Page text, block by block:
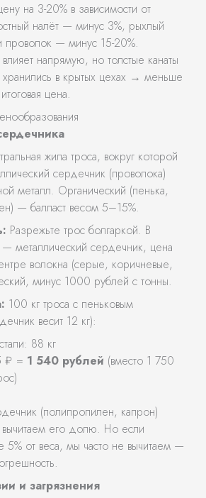
на 3-20% в зависимости от
налёт — минус 3%, рыхлый
проволок — минус 15-20%.
напрямую, но толстые канаты
в крытых цехах → меньше
цена.
жила троса, вокруг которой
сердечник (проволока)
металл. Органический (пенька,
— балласт весом 5–15%.
Разрежьте трос болгаркой. В
металлический сердечник, цена
волокна (серые, коричневые,
минус 1000 рублей с тонны.
100 кг троса с пеньковым
весит 12 кг):
88 кг
₽ = 1 540 рублей (вместо 1 750
(полипропилен, капрон)
вычитаем его долю. Но если
от веса, мы часто не вычитаем —
и загрязнения